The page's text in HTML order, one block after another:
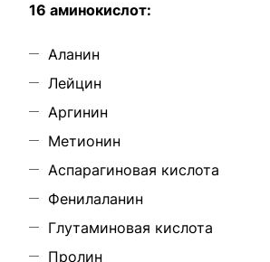
16 аминокислот:
Аланин
Лейцин
Аргинин
Метионин
Аспарагиновая кислота
Фенилаланин
Глутаминовая кислота
Пролин